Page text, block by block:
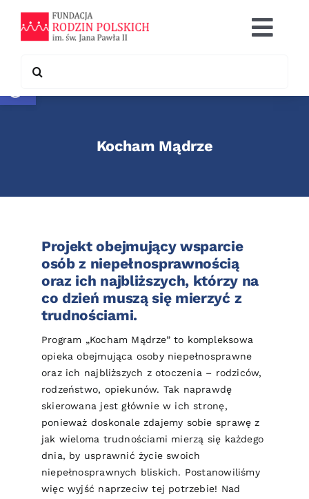
Otwórz pasek narzędzi
content
Co robimy
for:
Kocham Mądrze
Projekt obejmujący wsparcie
osób z niepełnosprawnością
oraz ich najbliższych, którzy na
co dzień muszą się mierzyć z
trudnościami.
Program „Kocham Mądrze” to kompleksowa
opieka obejmująca osoby niepełnosprawne
oraz ich najbliższych z otoczenia – rodziców,
rodzeństwo, opiekunów. Tak naprawdę
skierowana jest głównie w ich stronę,
ponieważ doskonale zdajemy sobie sprawę z
jak wieloma trudnościami mierzą się każdego
dnia, by usprawnić życie swoich
niepełnosprawnych bliskich. Postanowiliśmy
więc wyjść naprzeciw tej potrzebie! Nad